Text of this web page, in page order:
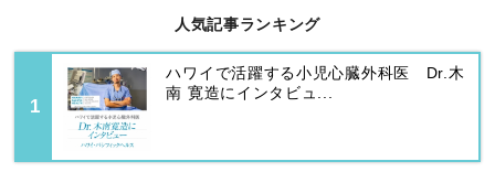
人気記事ランキング
ハワイで活躍する小児心臓外科医 Dr.木
南 寛造にインタビュ...